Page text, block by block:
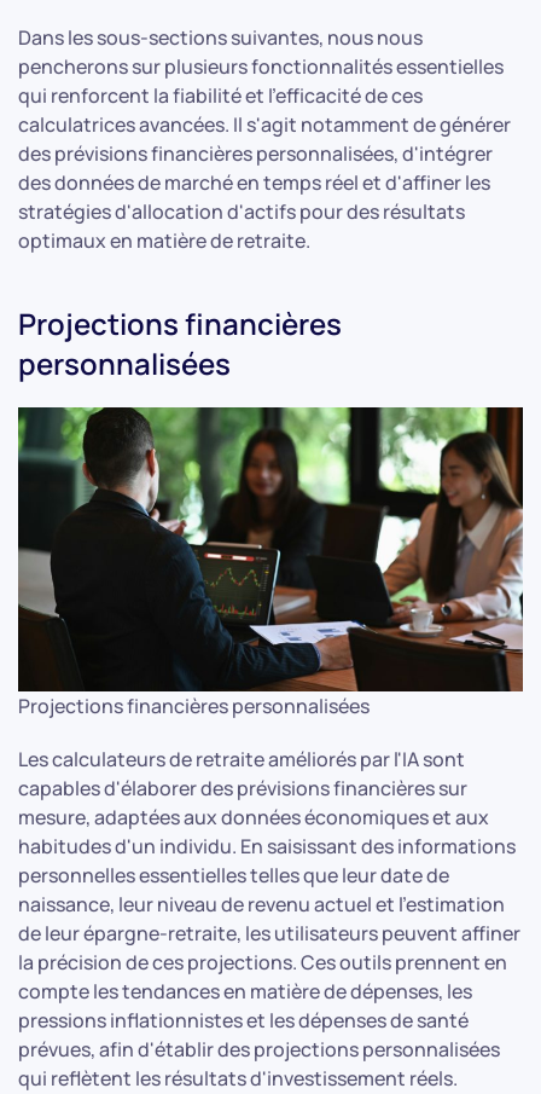
Dans les sous-sections suivantes, nous nous
pencherons sur plusieurs fonctionnalités essentielles
qui renforcent la fiabilité et l'efficacité de ces
calculatrices avancées. Il s'agit notamment de générer
des prévisions financières personnalisées, d'intégrer
des données de marché en temps réel et d'affiner les
stratégies d'allocation d'actifs pour des résultats
optimaux en matière de retraite.
Projections financières
personnalisées
Projections financières personnalisées
Les calculateurs de retraite améliorés par l'IA sont
capables d'élaborer des prévisions financières sur
mesure, adaptées aux données économiques et aux
habitudes d'un individu. En saisissant des informations
personnelles essentielles telles que leur date de
naissance, leur niveau de revenu actuel et l'estimation
de leur épargne-retraite, les utilisateurs peuvent affiner
la précision de ces projections. Ces outils prennent en
compte les tendances en matière de dépenses, les
pressions inflationnistes et les dépenses de santé
prévues, afin d'établir des projections personnalisées
qui reflètent les résultats d'investissement réels.